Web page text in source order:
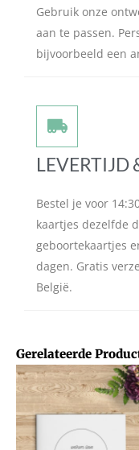
Gebruik onze
aan te passen.
bijvoorbeeld een
LEVERTIJD
Bestel je voor
kaartjes dezelfde
geboortekaartjes
dagen. Gratis
België.
Gerelateerde